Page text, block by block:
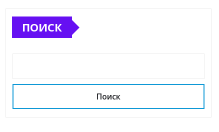
ПОИСК
Поиск